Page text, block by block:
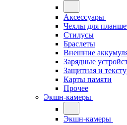
Аксессуары
Чехлы для
Стилусы
Браслеты
Внешние
Зарядные
Защитная и
Карты памяти
Прочее
Экшн-камеры
Экшн-камеры